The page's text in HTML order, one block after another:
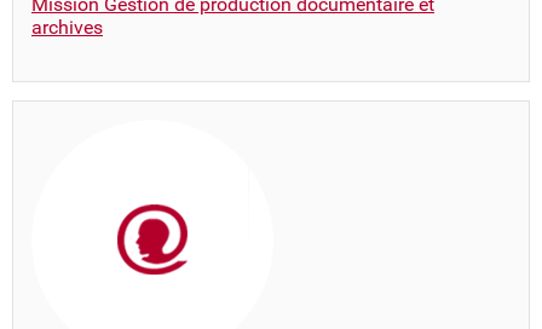
archives